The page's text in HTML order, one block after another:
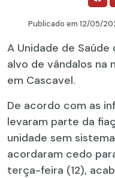
Publicado em 12/05/
A Unidade de Saúde
alvo de vândalos na
em Cascavel.
De acordo com as
levaram parte da
unidade sem
acordaram cedo
terça-feira (12),